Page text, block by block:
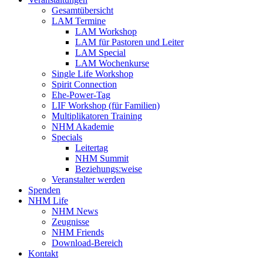
Gesamtübersicht
LAM Termine
LAM Workshop
LAM für Pastoren und Leiter
LAM Special
LAM Wochenkurse
Single Life Workshop
Spirit Connection
Ehe-Power-Tag
LIF Workshop (für Familien)
Multiplikatoren Training
NHM Akademie
Specials
Leitertag
NHM Summit
Beziehungs:weise
Veranstalter werden
Spenden
NHM Life
NHM News
Zeugnisse
NHM Friends
Download-Bereich
Kontakt